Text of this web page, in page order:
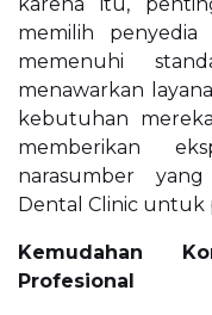
memilih
memenuhi
menawarkan
kebutuhan
memberikan
narasumber
Dental Clinic untuk
Kemudahan
Profesional